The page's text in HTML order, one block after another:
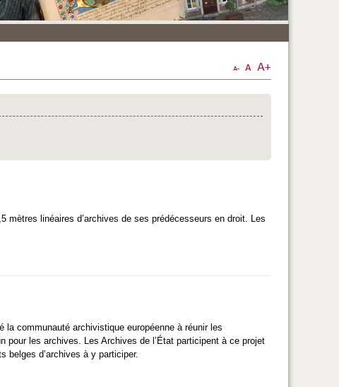
mètres linéaires d’archives de ses prédécesseurs en droit. Les
la communauté archivistique européenne à réunir les
pour les archives. Les Archives de l’État participent à ce projet
belges d’archives à y participer.